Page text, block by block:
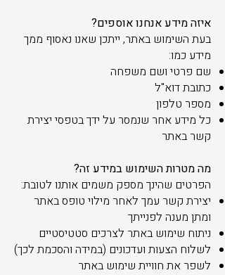
​איזה מידע אנחנו אוספים?
בעת השימוש באתר, ייתכן שאנו נאסוף ממך
מידע כמו:
שם פרטי ושם משפחה
כתובת דוא"ל
מספר טלפון
כל מידע אחר שנמסר על ידך בטפסי יצירת
קשר באתר
מה מטרות השימוש במידע זה?
הפרטים שהינך מספק משמים אותנו לטובת:
יצירת קשר עמך לאחר מילוי טופס באתר
ומתן מענה לפנייתך
ניתוח שימוש באתר לצרכים סטטיסטיים
לשלוח הצעות ועדכונים (במידה והסכמת לכך)
לשפר את חוויית שימוש באתר